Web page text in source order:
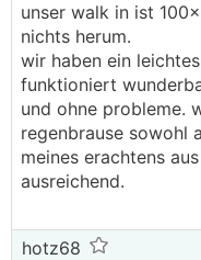
unser walk in ist
nichts herum.
wir haben ein
funktioniert
und ohne probleme.
regenbrause sowohl
meines erachtens
ausreichend.
hotz68